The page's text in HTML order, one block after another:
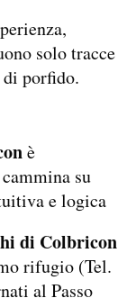
solo tracce
porfido.
è
su
e logica
di Colbricon
rifugio (Tel.
al Passo